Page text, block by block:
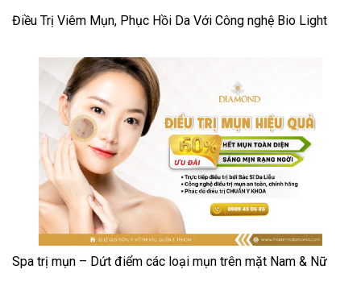
Điều Trị Viêm Mụn, Phục Hồi Da Với Công nghệ Bio Light
Spa trị mụn – Dứt điểm các loại mụn trên mặt Nam & Nữ